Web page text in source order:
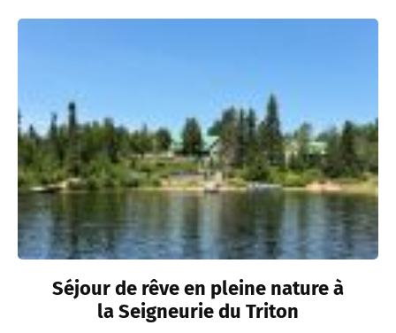
Séjour de rêve en pleine nature à
la Seigneurie du Triton